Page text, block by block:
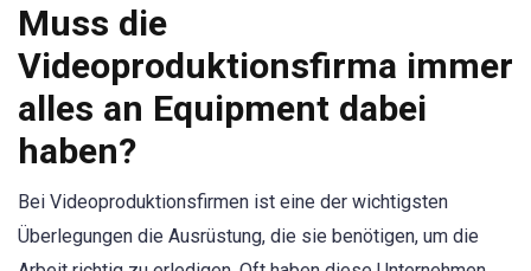
Muss die
Videoproduktionsfirma immer
alles an Equipment dabei
haben?
Bei Videoproduktionsfirmen ist eine der wichtigsten
Überlegungen die Ausrüstung, die sie benötigen, um die